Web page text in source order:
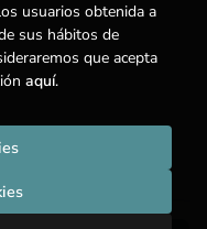
Reservados |
usuarios obtenida a
sus hábitos de
que acepta
aquí.